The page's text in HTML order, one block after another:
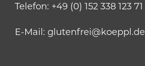
Telefon: +49 (0) 152 338 123 71
E-Mail: glutenfrei@koeppl.de